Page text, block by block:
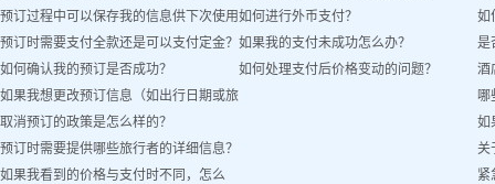
预订过程中可以保存我的信息供下次使用
吗？
预订时需要支付全款还是可以支付定金？
如何确认我的预订是否成功？
如果我想更改预订信息（如出行日期或旅
客姓名）怎么办？
取消预订的政策是怎么样的？
预订时需要提供哪些旅行者的详细信息？
如果我看到的价格与支付时不同，怎么
如何进行外币支付？
如果我的支付未成功怎么办？
如何处理支付后价格变动的问题？
如
是
酒
哪
如
关
紧